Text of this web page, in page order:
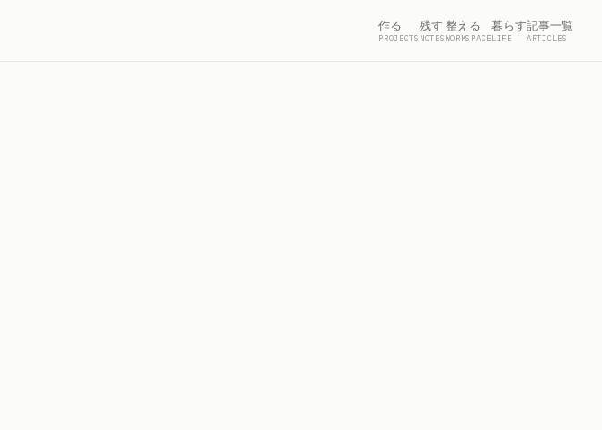
作る
PROJECTS
残す
NOTES
整える
WORKSPACE
暮らす
LIFE
記事一覧
ARTICLES